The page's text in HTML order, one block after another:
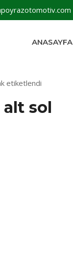
ANASAYFA
etiketlendi
alt sol